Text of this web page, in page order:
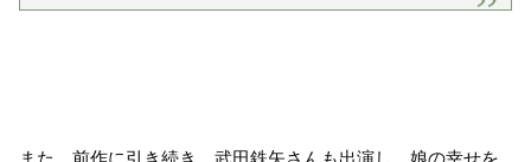
また、前作に引き続き、武田鉄矢さんも出演し、娘の幸せを